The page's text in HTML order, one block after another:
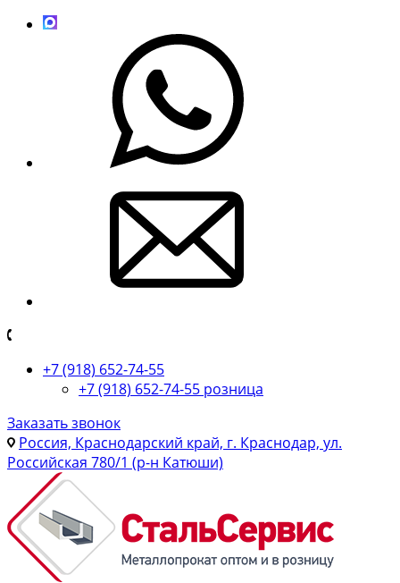
+7 (918) 652-74-55
+7 (918) 652-74-55 розница
Заказать звонок
Россия, Краснодарский край, г. Краснодар, ул.
Российская 780/1 (р-н Катюши)